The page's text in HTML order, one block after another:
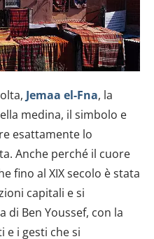
Jemaa el-Fna, la
medina, il simbolo e
esattamente lo
Anche perché il cuore
fino al XIX secolo è stata
capitali e si
di Ben Youssef, con la
e i gesti che si